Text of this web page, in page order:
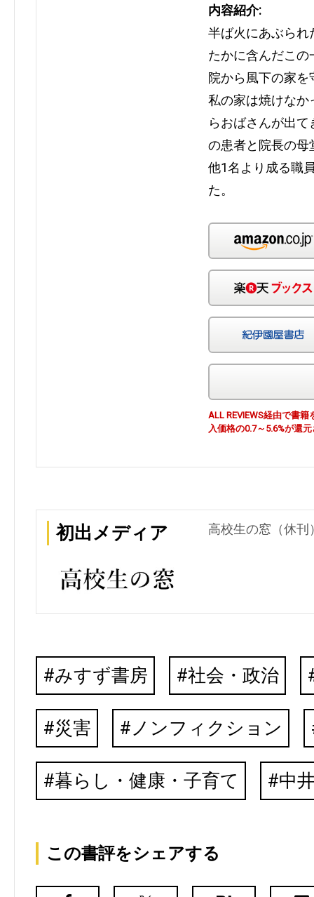
内容紹介:
半ば火にあぶられ
たかに含んだこ
院から風下の家
私の家は焼けなか
らおばさんが出
の患者と院長の母
他1名より成る職
た。
ALL REVIEWS経由で書
入価格の0.7～5.6%が還
初出メディア 高校生の窓（休刊
みすず書房 社会・政治
災害 ノンフィクション
暮らし・健康・子育て 中
この書評をシェアする